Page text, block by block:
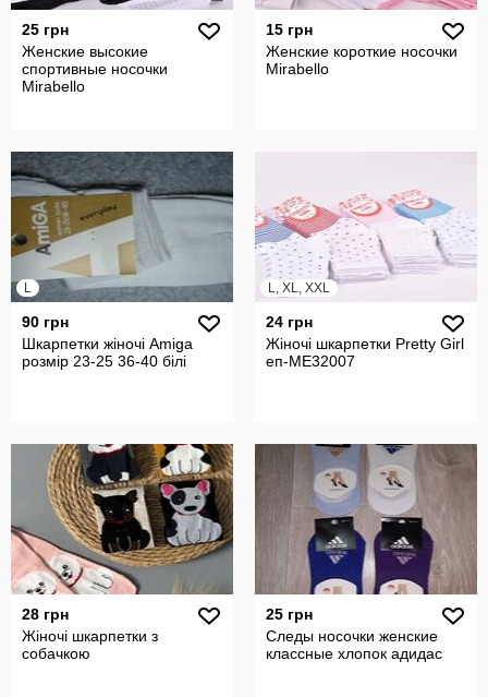
25 грн
Женские высокие
спортивные носочки
Mirabello
15 грн
Женские короткие носочки
Mirabello
L
90 грн
Шкарпетки жіночі Amiga
розмір 23-25 36-40 білі
L, XL, XXL
24 грн
Жіночі шкарпетки Pretty Girl
еп-ME32007
28 грн
Жіночі шкарпетки з
собачкою
25 грн
Следы носочки женские
классные хлопок адидас